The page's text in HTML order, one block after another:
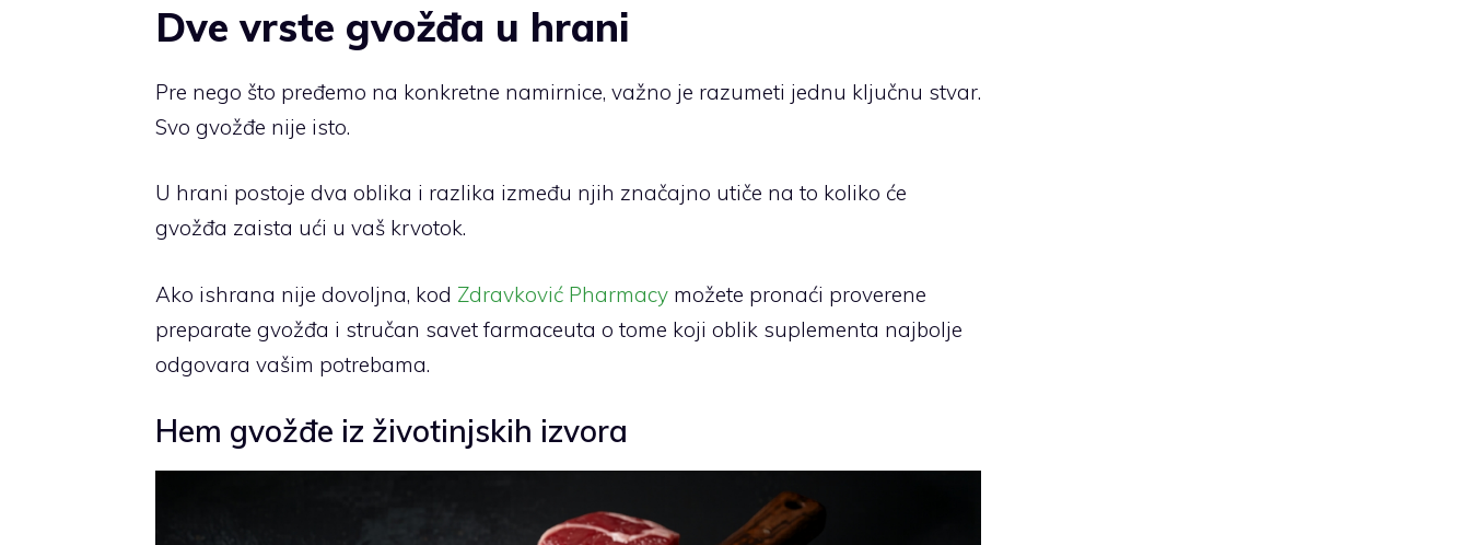
Dve vrste gvožđa u hrani
Pre nego što pređemo na konkretne namirnice, važno je razumeti jednu ključnu stvar.
Svo gvožđe nije isto.
U hrani postoje dva oblika i razlika između njih značajno utiče na to koliko će
gvožđa zaista ući u vaš krvotok.
Ako ishrana nije dovoljna, kod Zdravković Pharmacy možete pronaći proverene
preparate gvožđa i stručan savet farmaceuta o tome koji oblik suplementa najbolje
odgovara vašim potrebama.
Hem gvožđe iz životinjskih izvora